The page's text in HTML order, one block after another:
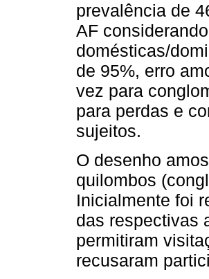
prevalência de
AF
domésticas/
de 95%, erro
vez para
para perdas e
sujeitos.
O desenho
quilombos
Inicialmente foi
das respectivas
permitiram
recusaram